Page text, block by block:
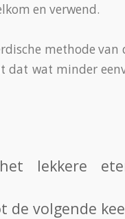
en verwend.
methode van
dat wat minder
lekkere
de volgende